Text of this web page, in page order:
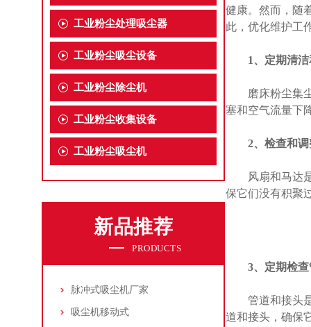
工业粉尘处理吸尘器
工业粉尘吸尘设备
工业粉尘除尘机
工业粉尘收集设备
工业粉尘吸尘机
新品推荐
PRODUCTS
脉冲式吸尘机厂家
吸尘机移动式
健康。然而，随
此，优化维护工
1、定期清
磨床粉尘集尘
塞和空气流量下
2、检查和
风扇和马达是
保它们没有积聚
3、定期检
管道和接头是
道和接头，确保